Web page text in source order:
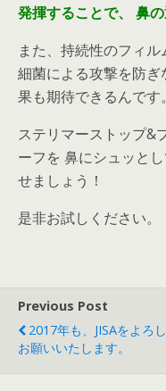
発揮することで、
鼻
また、持続性のフィ
細菌による攻撃を防
果も期待できるんです。
ステリマーストップ&
ーフを 鼻にシュッと
せましょう！
是非お試しください。
Previous Post
2017年も、JISAをよろし
お願いいたします。